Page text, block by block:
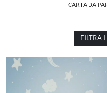
CARTA DA
FILTRA I